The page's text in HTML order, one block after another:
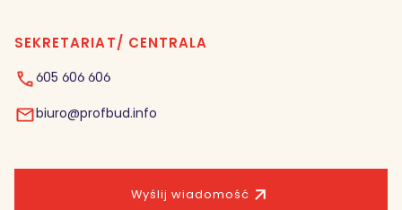
Wyślij wiadomość
SEKRETARIAT/ CENTRALA
605 606 606
biuro@profbud.info